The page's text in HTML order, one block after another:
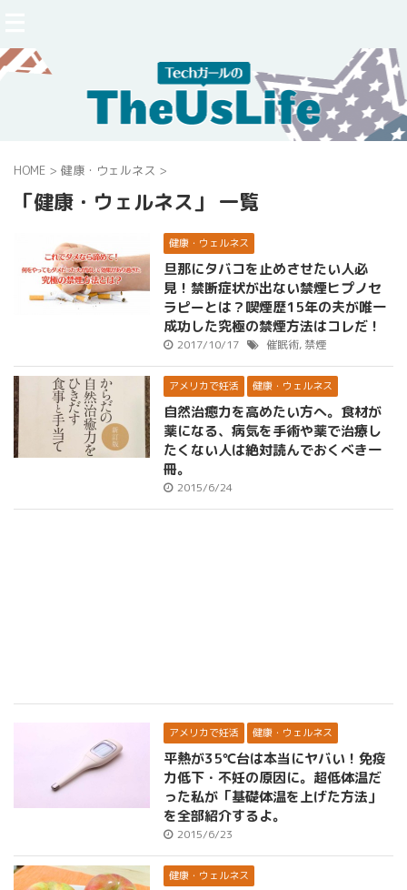
HOME > 健康・ウェルネス >
「健康・ウェルネス」 一覧
健康・ウェルネス
旦那にタバコを止めさせたい人必
見！禁断症状が出ない禁煙ヒプノセ
ラピーとは？喫煙歴15年の夫が唯一
成功した究極の禁煙方法はコレだ！
2017/10/17 催眠術, 禁煙
アメリカで妊活 健康・ウェルネス
自然治癒力を高めたい方へ。食材が
薬になる、病気を手術や薬で治療し
たくない人は絶対読んでおくべき一
冊。
2015/6/24
アメリカで妊活 健康・ウェルネス
平熱が35℃台は本当にヤバい！免疫
力低下・不妊の原因に。超低体温だ
った私が「基礎体温を上げた方法」
を全部紹介するよ。
2015/6/23
健康・ウェルネス